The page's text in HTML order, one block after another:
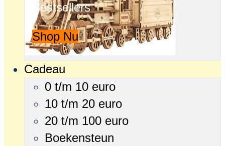
Bestsellers
Shop Nu
Cadeau
0 t/m 10 euro
10 t/m 20 euro
20 t/m 100 euro
Boekensteun